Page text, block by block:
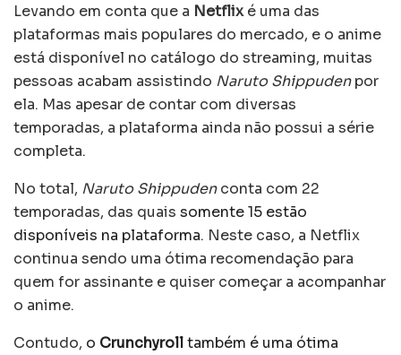
Levando em conta que a Netflixé uma das
plataformas mais populares do mercado, e o anime
está disponível no catálogo do streaming, muitas
pessoas acabam assistindo Naruto Shippudenpor
ela. Mas apesar de contar com diversas
temporadas, a plataforma ainda não possui a série
completa.
No total, Naruto Shippudenconta com 22
temporadas, das quais somente 15 estão
disponíveis na plataforma. Neste caso, a Netflix
continua sendo uma ótima recomendação para
quem for assinante e quiser começar a acompanhar
o anime.
Contudo, o Crunchyrolltambém é uma ótima